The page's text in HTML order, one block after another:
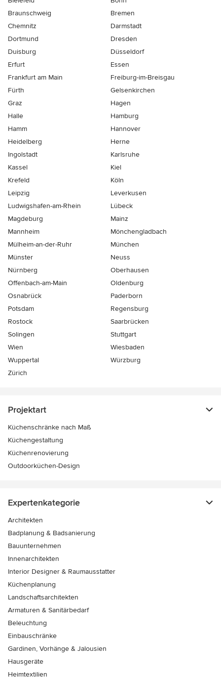
Braunschweig
Bremen
Chemnitz
Darmstadt
Dortmund
Dresden
Duisburg
Düsseldorf
Erfurt
Essen
Frankfurt am Main
Freiburg-im-Breisgau
Fürth
Gelsenkirchen
Graz
Hagen
Halle
Hamburg
Hamm
Hannover
Heidelberg
Herne
Ingolstadt
Karlsruhe
Kassel
Kiel
Krefeld
Köln
Leipzig
Leverkusen
Ludwigshafen-am-Rhein
Lübeck
Magdeburg
Mainz
Mannheim
Mönchen­gladbach
Mülheim-an-der-Ruhr
München
Münster
Neuss
Nürnberg
Oberhausen
Offenbach-am-Main
Oldenburg
Osnabrück
Paderborn
Potsdam
Regensburg
Rostock
Saarbrücken
Solingen
Stuttgart
Wien
Wiesbaden
Wuppertal
Würzburg
Zürich
Projektart
Küchenschränke nach Maß
Küchengestaltung
Küchenrenovierung
Outdoorküchen-Design
Expertenkategorie
Architekten
Badplanung & Badsanierung
Bauunternehmen
Innenarchitekten
Interior Designer & Raumausstatter
Küchenplanung
Landschaftsarchitekten
Armaturen & Sanitärbedarf
Beleuchtung
Einbauschränke
Gardinen, Vorhänge & Jalousien
Hausgeräte
Heimtextilien